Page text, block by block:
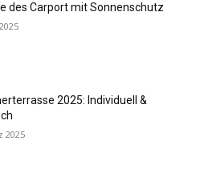
des Carport mit Sonnenschutz
2025: Individuell &
2025